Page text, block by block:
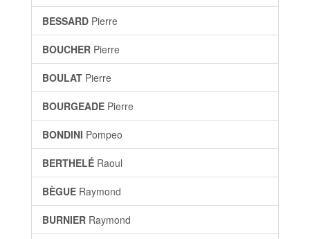
BESSARD Pierre
BOUCHER Pierre
BOULAT Pierre
BOURGEADE Pierre
BONDINI Pompeo
BERTHELÉ Raoul
BÈGUE Raymond
BURNIER Raymond